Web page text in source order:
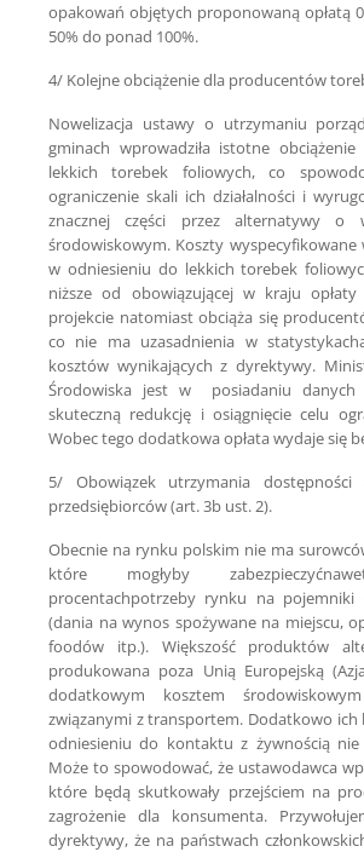
opakowań objętych proponowaną opłatą
50% do ponad 100%.
4/ Kolejne obciążenie dla producentów
Nowelizacja ustawy o utrzymaniu
gminach wprowadziła istotne
lekkich torebek foliowych, co
ograniczenie skali ich działalności i
znacznej części przez alternatywy o
środowiskowym. Koszty wyspecyfikowane
w odniesieniu do lekkich torebek
niższe od obowiązującej w kraju opłaty
projekcie natomiast obciąża się
co nie ma uzasadnienia w
kosztów wynikających z dyrektywy.
Środowiska jest w posiadaniu danych
skuteczną redukcję i osiągnięcie celu
Wobec tego dodatkowa opłata wydaje się
5/ Obowiązek utrzymania dostępności
przedsiębiorców (art. 3b ust. 2).
Obecnie na rynku polskim nie ma
które mogłyby
procentachpotrzeby rynku na pojemniki
(dania na wynos spożywane na miejscu,
foodów itp.). Większość produktów
produkowana poza Unią Europejską
dodatkowym kosztem
związanymi z transportem. Dodatkowo ich
odniesieniu do kontaktu z żywnością nie
Może to spowodować, że ustawodawca
które będą skutkowały przejściem na
zagrożenie dla konsumenta.
dyrektywy, że na państwach